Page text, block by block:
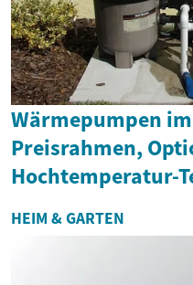
Wärmepumpen
Preisrahmen,
Hochtemperatur-
HEIM & GARTEN